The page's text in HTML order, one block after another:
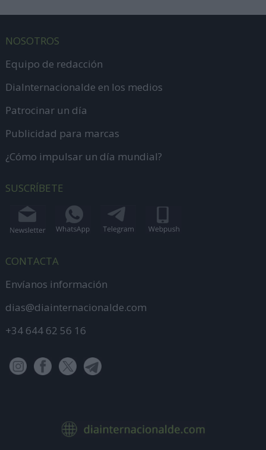
NOSOTROS
Equipo de redacción
DiaInternacionalde en los medios
Patrocinar un día
Publicidad para marcas
¿Cómo impulsar un día mundial?
SUSCRÍBETE
CONTACTA
Envíanos información
dias@diainternacionalde.com
+34 644 62 56 16